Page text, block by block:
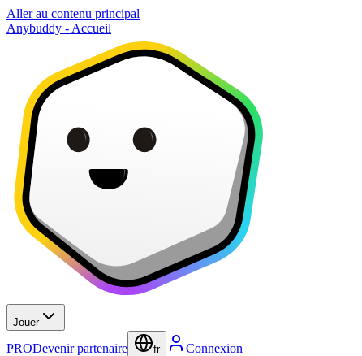
Aller au contenu principal
Anybuddy - Accueil
Jouer
PRODevenir partenaire fr Connexion